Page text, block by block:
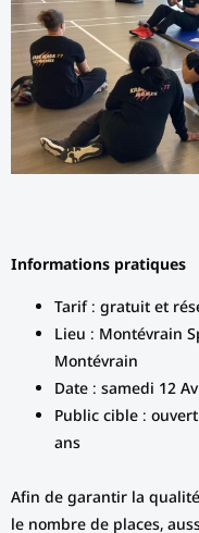
Informations pratiques
Tarif : gratuit et
Lieu : Montévrain
Montévrain
Date : samedi 12
Public cible :
ans
Afin de garantir la
le nombre de places,